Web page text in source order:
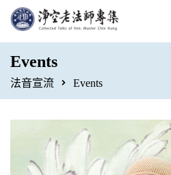
Events
法音宣流 Events